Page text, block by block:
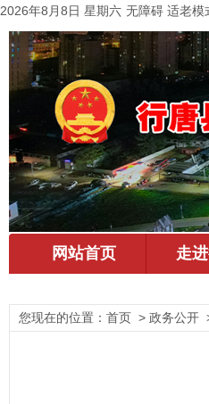
2026年8月8日 星期六 无障碍 适老模
您现在的位置： 首页 > 政务公开